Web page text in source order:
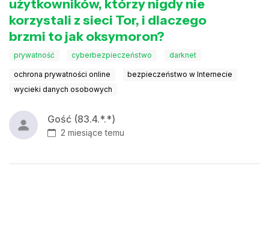
użytkowników, którzy nigdy nie
korzystali z sieci Tor, i dlaczego
brzmi to jak oksymoron?
prywatność cyberbezpieczeństwo darknet
ochrona prywatności online
bezpieczeństwo w Internecie
wycieki danych osobowych
Gość (83.4.*.*)
2 miesiące temu